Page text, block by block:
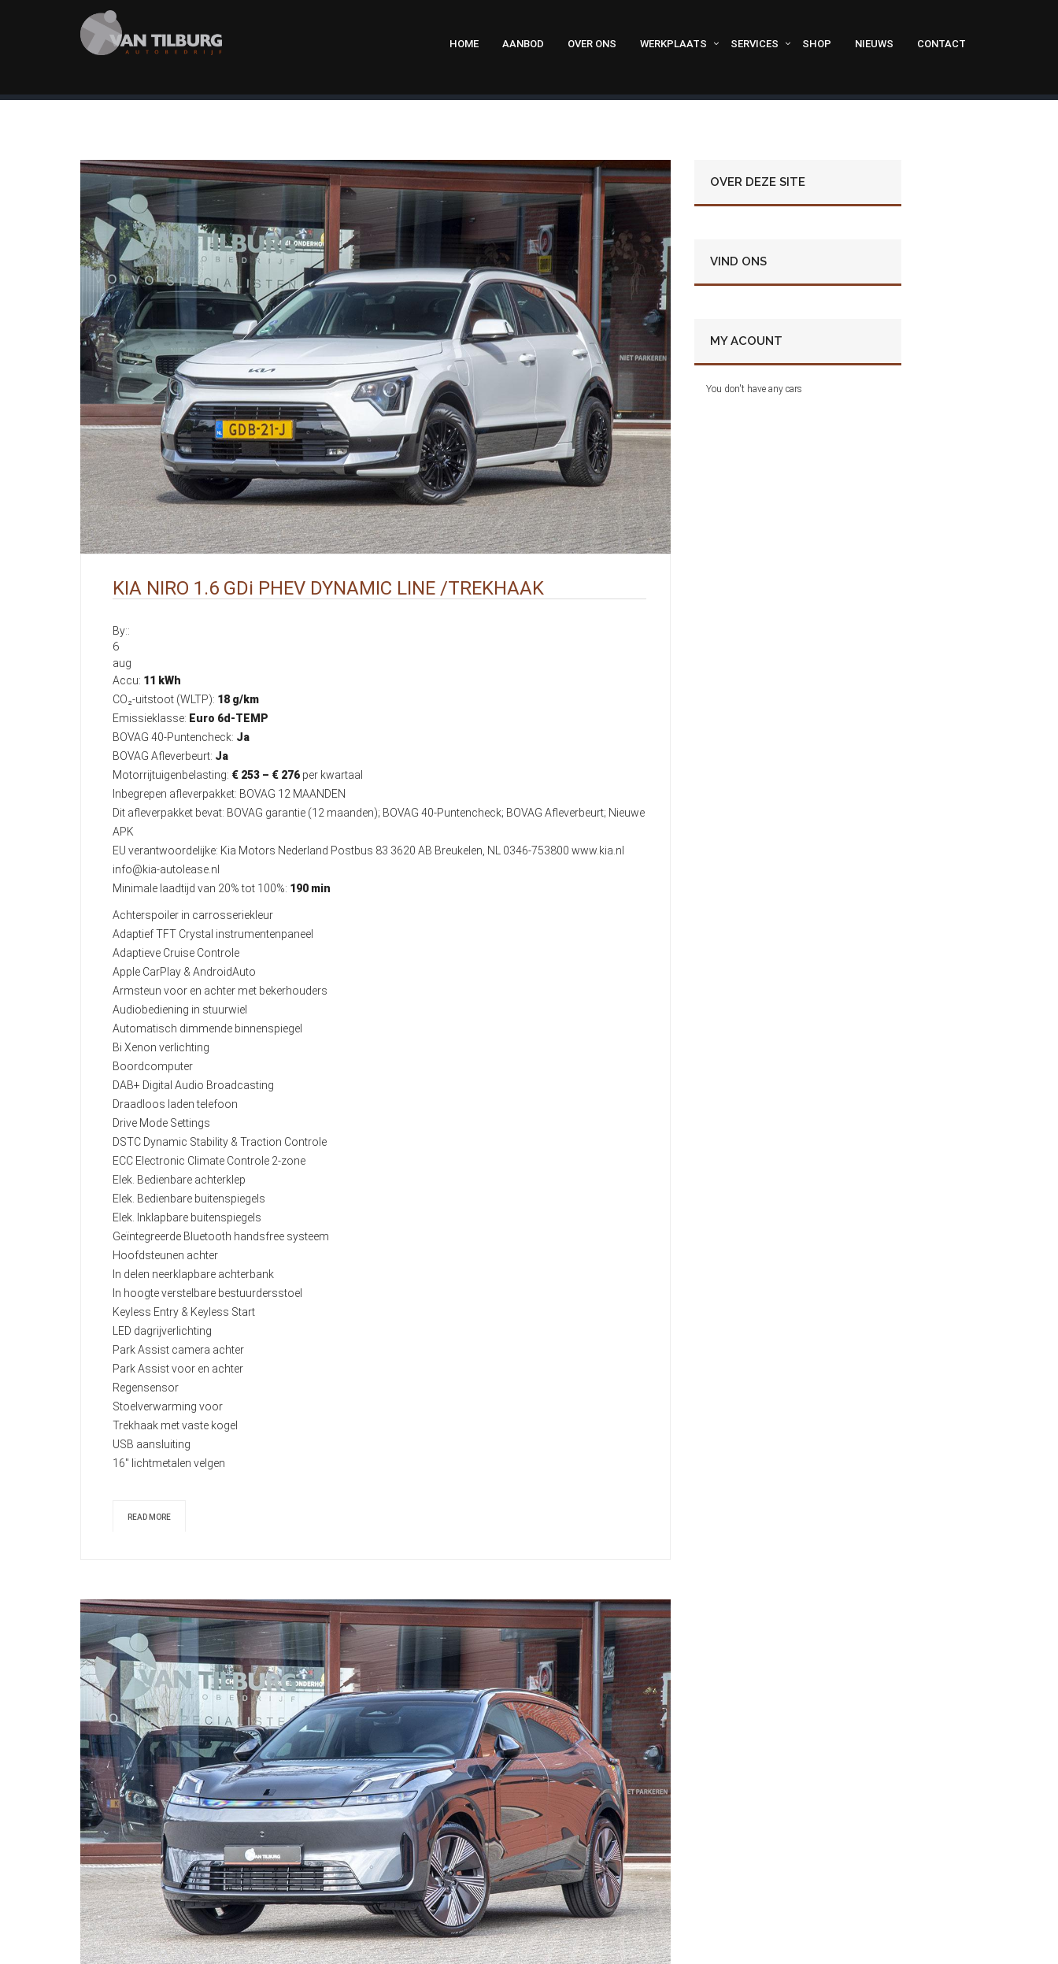
HOME AANBOD OVER ONS WERKPLAATS SERVICES SHOP NIEUWS CONTACT
KIA NIRO 1.6 GDi PHEV DYNAMIC LINE /TREKHAAK
By::
6
aug
Accu: 11 kWh
CO₂-uitstoot (WLTP): 18 g/km
Emissieklasse: Euro 6d-TEMP
BOVAG 40-Puntencheck: Ja
BOVAG Afleverbeurt: Ja
Motorrijtuigenbelasting: € 253 – € 276 per kwartaal
Inbegrepen afleverpakket: BOVAG 12 MAANDEN
Dit afleverpakket bevat: BOVAG garantie (12 maanden); BOVAG 40-Puntencheck; BOVAG Afleverbeurt; Nieuwe
APK
EU verantwoordelijke: Kia Motors Nederland Postbus 83 3620 AB Breukelen, NL 0346-753800 www.kia.nl
info@kia-autolease.nl
Minimale laadtijd van 20% tot 100%: 190 min
Achterspoiler in carrosseriekleur
Adaptief TFT Crystal instrumentenpaneel
Adaptieve Cruise Controle
Apple CarPlay & AndroidAuto
Armsteun voor en achter met bekerhouders
Audiobediening in stuurwiel
Automatisch dimmende binnenspiegel
Bi Xenon verlichting
Boordcomputer
DAB+ Digital Audio Broadcasting
Draadloos laden telefoon
Drive Mode Settings
DSTC Dynamic Stability & Traction Controle
ECC Electronic Climate Controle 2-zone
Elek. Bedienbare achterklep
Elek. Bedienbare buitenspiegels
Elek. Inklapbare buitenspiegels
Geïntegreerde Bluetooth handsfree systeem
Hoofdsteunen achter
In delen neerklapbare achterbank
In hoogte verstelbare bestuurdersstoel
Keyless Entry & Keyless Start
LED dagrijverlichting
Park Assist camera achter
Park Assist voor en achter
Regensensor
Stoelverwarming voor
Trekhaak met vaste kogel
USB aansluiting
16" lichtmetalen velgen
READ MORE
OVER DEZE SITE
VIND ONS
MY ACOUNT
You don't have any cars